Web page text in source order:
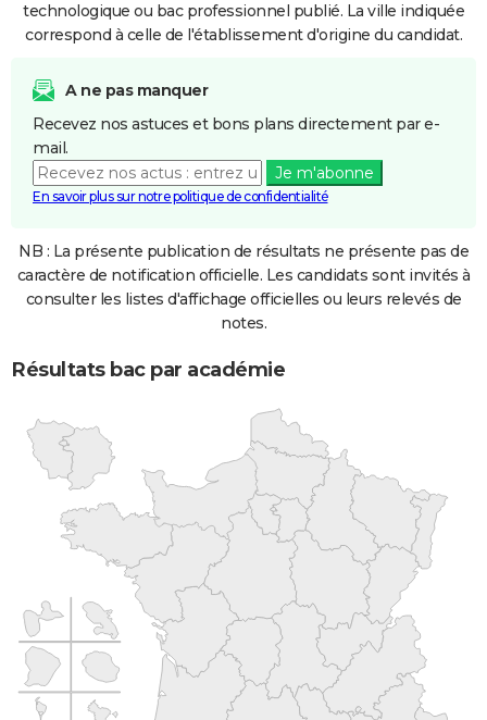
technologique ou bac professionnel publié. La ville indiquée
correspond à celle de l'établissement d'origine du candidat.
A ne pas manquer
Recevez nos astuces et bons plans directement par e-
mail.
Je m'abonne
En savoir plus sur notre politique de confidentialité
NB : La présente publication de résultats ne présente pas de
caractère de notification officielle. Les candidats sont invités à
consulter les listes d'affichage officielles ou leurs relevés de
notes.
Résultats bac par académie